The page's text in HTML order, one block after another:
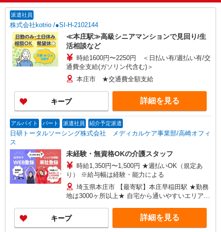
派遣社員
株式会社kotrio /●SI-H-2102144
≪本庄駅≫高級シニアマンションで見回り/生
活相談など
時給1600円〜2250円 ＜日払い有/週払い有/交
通費全支給(ガソリン代含む)＞
本庄市 ★交通費全額支給
キープ 詳細を見る
アルバイト パート 派遣社員 紹介予定派遣
日研トータルソーシング株式会社 メディカルケア事業部/高崎オフィ
ス
未経験・無資格OKの介護スタッフ
時給1,350円〜1,500円 ★週払いOK（規定あ
り） ※給与幅は経験・能力による
埼玉県本庄市 【最寄駅】本庄早稲田駅 ★勤務
地は3000ヶ所以上★ 自宅から通いやすいエリアな
キープ 詳細を見る